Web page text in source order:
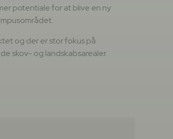
potentiale for at blive en ny
og der er stor fokus på
skov- og landskabsarealer.